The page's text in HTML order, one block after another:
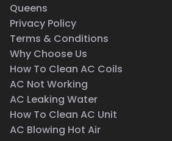
Queens
Privacy Policy
Terms & Conditions
Why Choose Us
How To Clean AC Coils
AC Not Working
AC Leaking Water
How To Clean AC Unit
AC Blowing Hot Air